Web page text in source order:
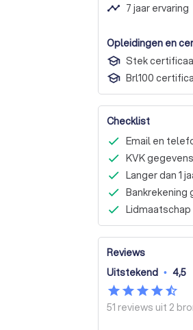
timeline 7 jaar ervaring
Opleidingen en
Stek
Brl100
Checklist
Email en
KVK
Langer dan 1
Bankrekening
Reviews
Uitstekend • 4,5
51 reviews uit 2